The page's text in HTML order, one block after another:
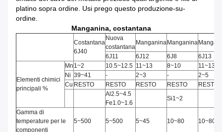
platino sopra ordine. Usi prego questo produzione-su-
ordine.
Manganina, costantana
Costantana
6J40
Nuova
costantana
Manganina Manganina
6J11
6J12 6J8 6J13
Elementi chimici
principali %
Mn 1~2 10.5~12.5 11~13 8~10
11~13
Ni 39~41 - 2~3 -
2~5
Cu RESTO RESTO RESTO RESTO
RESTO
Al2.5~4.5
Fe1.0~1.6
Si1~2
Gamma di
temperature per le
componenti
5~500 5~500 5~45 10~80 10~80